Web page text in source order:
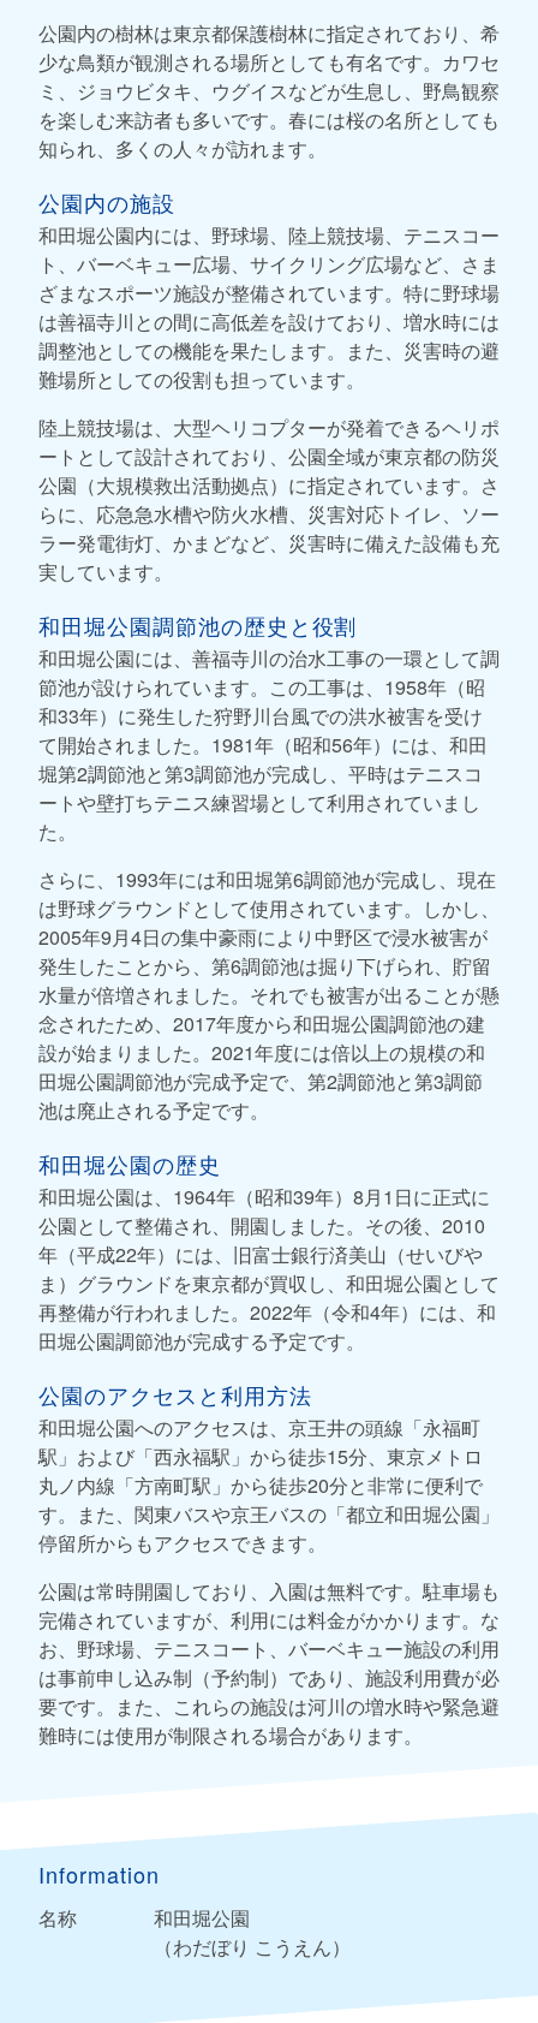
公園内の樹林は東京都保護樹林に指定されており、希
少な鳥類が観測される場所としても有名です。カワセ
ミ、ジョウビタキ、ウグイスなどが生息し、野鳥観察
を楽しむ来訪者も多いです。春には桜の名所としても
知られ、多くの人々が訪れます。
公園内の施設
和田堀公園内には、野球場、陸上競技場、テニスコー
ト、バーベキュー広場、サイクリング広場など、さま
ざまなスポーツ施設が整備されています。特に野球場
は善福寺川との間に高低差を設けており、増水時には
調整池としての機能を果たします。また、災害時の避
難場所としての役割も担っています。
陸上競技場は、大型ヘリコプターが発着できるヘリポ
ートとして設計されており、公園全域が東京都の防災
公園（大規模救出活動拠点）に指定されています。さ
らに、応急急水槽や防火水槽、災害対応トイレ、ソー
ラー発電街灯、かまどなど、災害時に備えた設備も充
実しています。
和田堀公園調節池の歴史と役割
和田堀公園には、善福寺川の治水工事の一環として調
節池が設けられています。この工事は、1958年（昭
和33年）に発生した狩野川台風での洪水被害を受け
て開始されました。1981年（昭和56年）には、和田
堀第2調節池と第3調節池が完成し、平時はテニスコ
ートや壁打ちテニス練習場として利用されていまし
た。
さらに、1993年には和田堀第6調節池が完成し、現在
は野球グラウンドとして使用されています。しかし、
2005年9月4日の集中豪雨により中野区で浸水被害が
発生したことから、第6調節池は掘り下げられ、貯留
水量が倍増されました。それでも被害が出ることが懸
念されたため、2017年度から和田堀公園調節池の建
設が始まりました。2021年度には倍以上の規模の和
田堀公園調節池が完成予定で、第2調節池と第3調節
池は廃止される予定です。
和田堀公園の歴史
和田堀公園は、1964年（昭和39年）8月1日に正式に
公園として整備され、開園しました。その後、2010
年（平成22年）には、旧富士銀行済美山（せいびや
ま）グラウンドを東京都が買収し、和田堀公園として
再整備が行われました。2022年（令和4年）には、和
田堀公園調節池が完成する予定です。
公園のアクセスと利用方法
和田堀公園へのアクセスは、京王井の頭線「永福町
駅」および「西永福駅」から徒歩15分、東京メトロ
丸ノ内線「方南町駅」から徒歩20分と非常に便利で
す。また、関東バスや京王バスの「都立和田堀公園」
停留所からもアクセスできます。
公園は常時開園しており、入園は無料です。駐車場も
完備されていますが、利用には料金がかかります。な
お、野球場、テニスコート、バーベキュー施設の利用
は事前申し込み制（予約制）であり、施設利用費が必
要です。また、これらの施設は河川の増水時や緊急避
難時には使用が制限される場合があります。
Information
名称
和田堀公園
（わだぼり こうえん）